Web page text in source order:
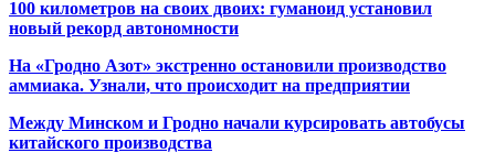
100 километров на своих двоих: гуманоид установил
новый рекорд автономности
На «Гродно Азот» экстренно остановили производство
аммиака. Узнали, что происходит на предприятии
Между Минском и Гродно начали курсировать автобусы
китайского производства